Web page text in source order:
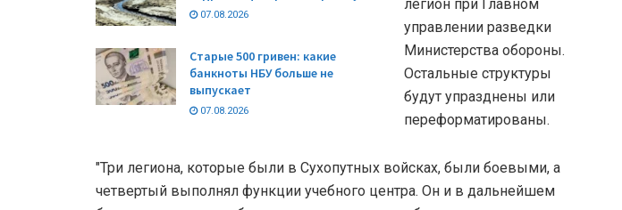
07.08.2026
Старые 500 гривен: какие
банкноты НБУ больше не
выпускает
07.08.2026
легион при Главном
управлении разведки
Министерства обороны.
Остальные структуры
будут упразднены или
переформатированы.
"Три легиона, которые были в Сухопутных войсках, были боевыми, а
четвертый выполнял функции учебного центра. Он и в дальнейшем